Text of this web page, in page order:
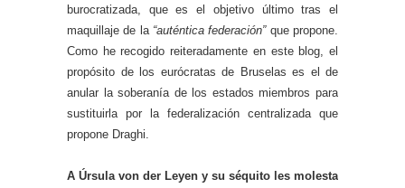
burocratizada, que es el objetivo último tras el
maquillaje de la “auténtica federación”que propone.
Como he recogido reiteradamente en este blog, el
propósito de los eurócratas de Bruselas es el de
anular la soberanía de los estados miembros para
sustituirla por la federalización centralizada que
propone Draghi.
A Úrsula von der Leyen y su séquito les molesta